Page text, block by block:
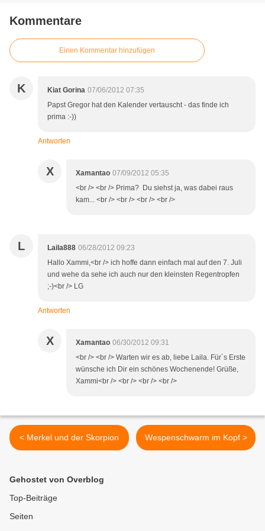
Kommentare
Einen Kommentar hinzufügen
K Kiat Gorina 07/06/2012 07:35
Papst Gregor hat den Kalender vertauscht - das finde ich
prima :-))
Antworten
X Xamantao 07/09/2012 05:35
<br /> <br /> Prima? Du siehst ja, was dabei raus
kam... <br /> <br /> <br /> <br />
L Laila888 06/28/2012 09:23
Hallo Xammi,<br /> ich hoffe dann einfach mal auf den 7. Juli
und wehe da sehe ich auch nur den kleinsten Regentropfen
;-)<br /> LG
Antworten
X Xamantao 06/30/2012 09:31
<br /> <br /> Warten wir es ab, liebe Laila. Für´s Erste
wünsche ich Dir ein schönes Wochenende! Grüße,
Xammi<br /> <br /> <br /> <br />
< Merkel und der Skorpion Wespenschwarm im Kopf >
Gehostet von Overblog
Top-Beiträge
Seiten